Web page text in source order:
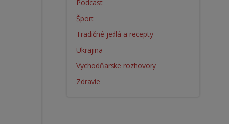
Podcast
Šport
Tradičné jedlá a recepty
Ukrajina
Vychodňarske rozhovory
Zdravie